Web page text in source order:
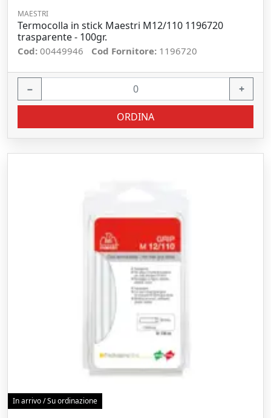
MAESTRI
Termocolla in stick Maestri M12/110 1196720
trasparente - 100gr.
Cod: 00449946 Cod Fornitore: 1196720
− +
ORDINA
In arrivo / Su ordinazione